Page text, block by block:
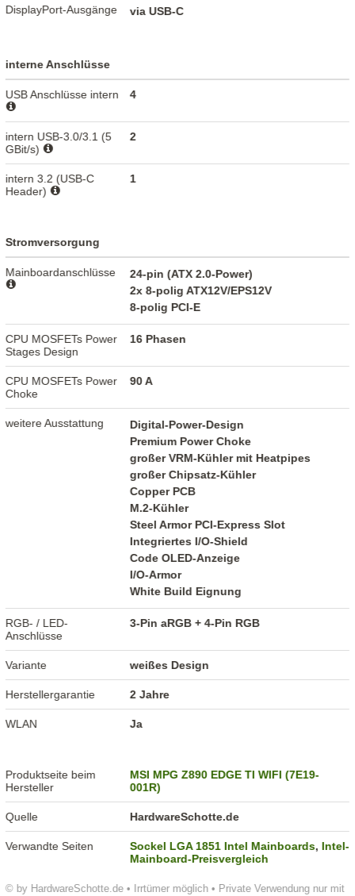
© by HardwareSchotte.de • Irrtümer möglich • Private Verwendung nur mit
DisplayPort-Ausgänge via USB-C
interne Anschlüsse
USB Anschlüsse intern 4
intern USB-3.0/3.1 (5
GBit/s)
2
intern 3.2 (USB-C
Header)
1
Stromversorgung
Mainboardanschlüsse
24-pin (ATX 2.0-Power)
2x 8-polig ATX12V/EPS12V
8-polig PCI-E
CPU MOSFETs Power
Stages Design
16 Phasen
CPU MOSFETs Power
Choke
90 A
weitere Ausstattung
Digital-Power-Design
Premium Power Choke
großer VRM-Kühler mit Heatpipes
großer Chipsatz-Kühler
Copper PCB
M.2-Kühler
Steel Armor PCI-Express Slot
Integriertes I/O-Shield
Code OLED-Anzeige
I/O-Armor
White Build Eignung
RGB- / LED-
Anschlüsse
3-Pin aRGB + 4-Pin RGB
Variante weißes Design
Herstellergarantie 2 Jahre
WLAN Ja
Produktseite beim
Hersteller
MSI MPG Z890 EDGE TI WIFI (7E19-
001R)
Quelle HardwareSchotte.de
Verwandte Seiten Sockel LGA 1851 Intel Mainboards,Intel-
Mainboard-Preisvergleich